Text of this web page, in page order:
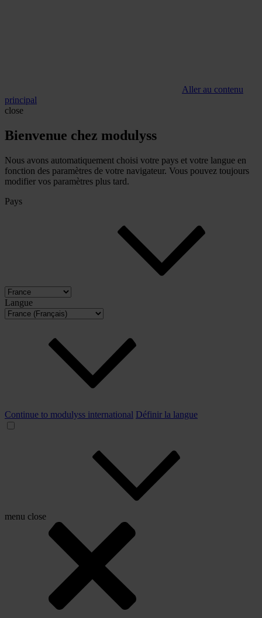
Aller au contenu
principal
close
Bienvenue chez modulyss
Nous avons automatiquement choisi votre pays et votre langue en
fonction des paramètres de votre navigateur. Vous pouvez toujours
modifier vos paramètres plus tard.
Pays
Langue
Continue to modulyss international Définir la langue
menu close